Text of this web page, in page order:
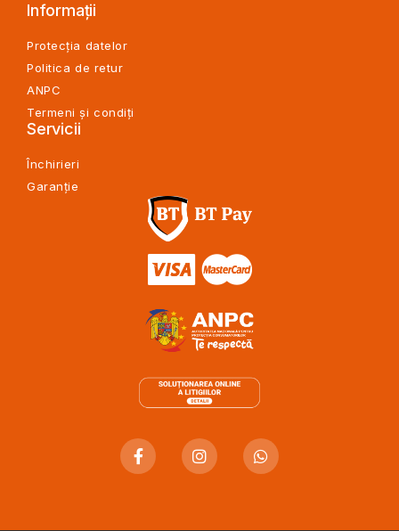
Informații
Protecția datelor
Politica de retur
ANPC
Termeni și condiți
Servicii
Închirieri
Garanție